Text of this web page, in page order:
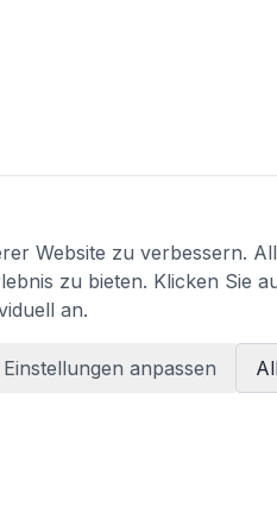
Website zu verbessern.
zu bieten. Klicken Sie
an.
Einstellungen anpassen